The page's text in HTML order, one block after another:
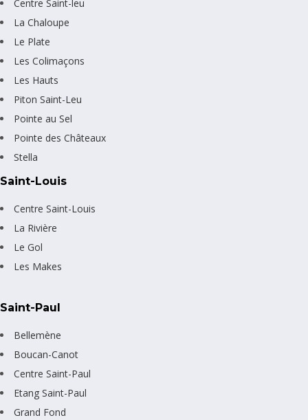
Centre Saint-leu
La Chaloupe
Le Plate
Les Colimaçons
Les Hauts
Piton Saint-Leu
Pointe au Sel
Pointe des Châteaux
Stella
Saint-Louis
Centre Saint-Louis
La Rivière
Le Gol
Les Makes
Saint-Paul
Bellemène
Boucan-Canot
Centre Saint-Paul
Etang Saint-Paul
Grand Fond